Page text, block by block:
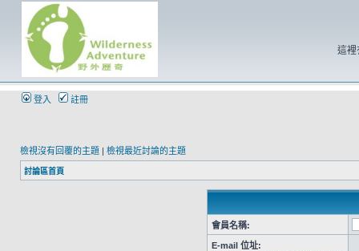
這裡
登入 註冊
檢視沒有回覆的主題 | 檢視最近討論的主題
討論區首頁
會員名稱:
E-mail 位址: